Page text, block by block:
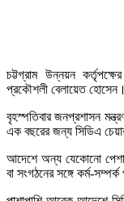
চট্টগ্রাম উন্নয়ন
প্রকৌশলী বেলায়েত হোসেন।
বৃহস্পতিবার জনপ্রশাসন
এক বছরের জন্য সিডিএ
আদেশে অন্য যেকোনো পেশা,
বা সংগঠনের সঙ্গে কর্ম-